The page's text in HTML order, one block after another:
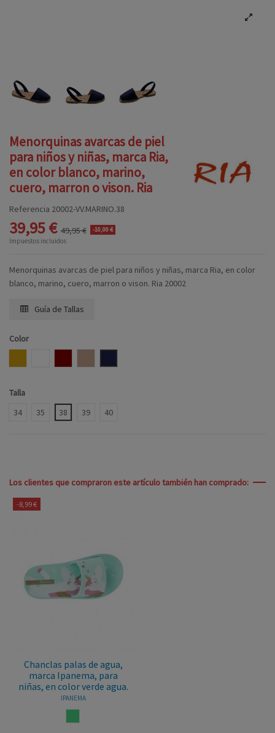
Menorquinas avarcas de piel
para niños y niñas, marca Ria,
en color blanco, marino,
cuero, marron o vison. Ria
Referencia 20002-VV.MARINO.38
39,95 € 49,95 € -10,00 €
Impuestos incluidos
Menorquinas avarcas de piel para niños y niñas, marca Ria, en color
blanco, marino, cuero, marron o vison. Ria 20002
Guía de Tallas
Color
Talla
34
35 38 39 40
Los clientes que compraron este artículo también han comprado:
-8,99 €
Chanclas palas de agua,
marca Ipanema, para
niñas, en color verde agua.
IPANEMA